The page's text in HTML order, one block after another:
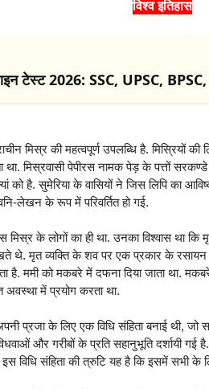
विश्व इतिहास
टेस्ट 2026: SSC, UPSC,
मिस्र की महत्वपूर्ण उपलब्धि है. मिस्रियों की
था. मिस्रवासी पेपीरस नामक पेड़ के पत्तों
को है. सुमेरिया के वासियों ने जिस लिपि का
लेखन के रूप में परिवर्तित हो गई.
मिस्र के लोगों का ही था. उनका विश्वास था
थे. मृत व्यक्ति के शव पर एक प्रकार के
है. ममी को मकबरे में दफना दिया जाता था.
में प्रयोग करता था.
प्रजा के लिए एक विधि संहिता बनाई थी, जो
और गरीबों के प्रति सहानुभूति दर्शायी
विधि संहिता की त्रुटि यह है कि इसमें सभी के